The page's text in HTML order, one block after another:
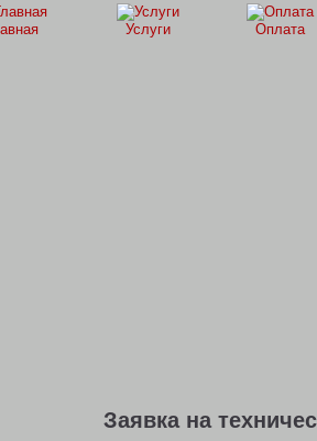
Услуги Оплата
Заявка на